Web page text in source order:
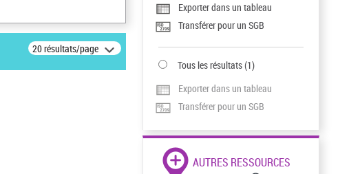
20 résultats/page
Exporter dans un tableau
Transférer pour un SGB
Tous les résultats(1)
Exporter dans un tableau
Transférer pour un SGB
AUTRES RESSOURCES